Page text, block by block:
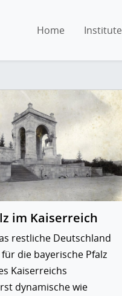
Home Institute
im Kaiserreich
restliche Deutschland
die bayerische Pfalz
Kaiserreichs
dynamische wie